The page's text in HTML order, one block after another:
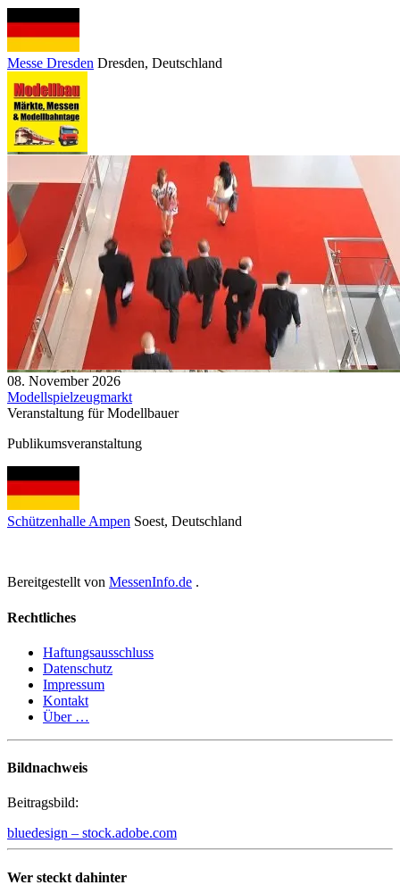
Messe Dresden Dresden, Deutschland
08. November 2026
Modellspielzeugmarkt
Veranstaltung für Modellbauer
Publikumsveranstaltung
Schützenhalle Ampen Soest, Deutschland
Bereitgestellt von MessenInfo.de .
Rechtliches
Haftungsausschluss
Datenschutz
Impressum
Kontakt
Über …
Bildnachweis
Beitragsbild:
bluedesign – stock.adobe.com
Wer steckt dahinter